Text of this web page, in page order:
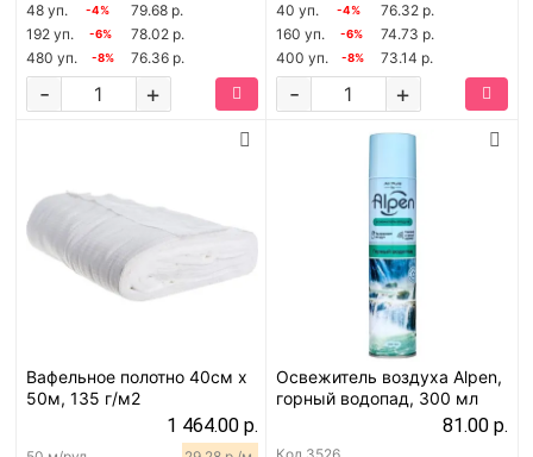
48 уп.
-4%
79.68 р.
192 уп.
-6%
78.02 р.
480 уп.
-8% 76.36 р.
+
-
40 уп.
-4%
76.32 р.
160 уп.
-6%
74.73 р.
400 уп.
-8% 73.14 р.
+
-
Вафельное полотно 40см х
50м, 135 г/м2
1 464.00 р.
Освежитель воздуха Alpen,
горный водопад, 300 мл
81.00 р.